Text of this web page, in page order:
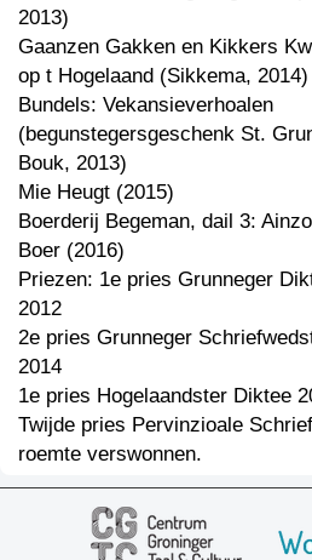
2013)
Gaanzen Gakken en Kikkers
op t Hogelaand (Sikkema, 2014)
Bundels: Vekansieverhoalen
(begunstegersgeschenk St.
Bouk, 2013)
Mie Heugt (2015)
Boerderij Begeman, dail 3:
Boer (2016)
Priezen: 1e pries Grunneger
2012
2e pries Grunneger
2014
1e pries Hogelaandster Diktee
Twijde pries Pervinzioale
roemte verswonnen.